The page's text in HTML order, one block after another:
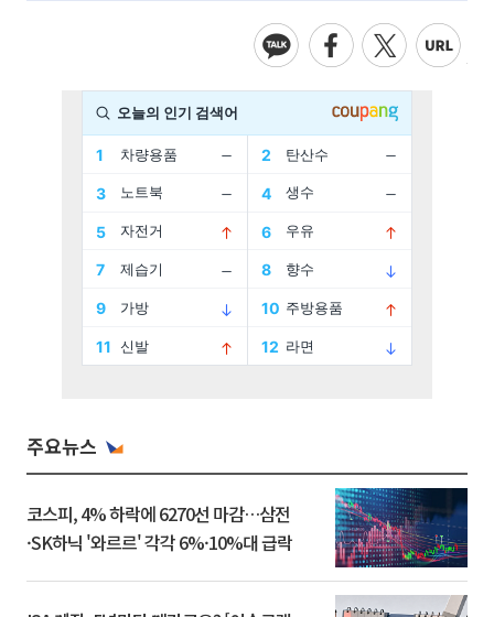
주요뉴스
코스피, 4% 하락에 6270선 마감…삼전
·SK하닉 '와르르' 각각 6%·10%대 급락